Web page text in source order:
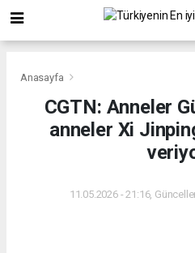
Anasayfa
CGTN: Anneler
anneler Xi
11.05.2026 - 21:16,